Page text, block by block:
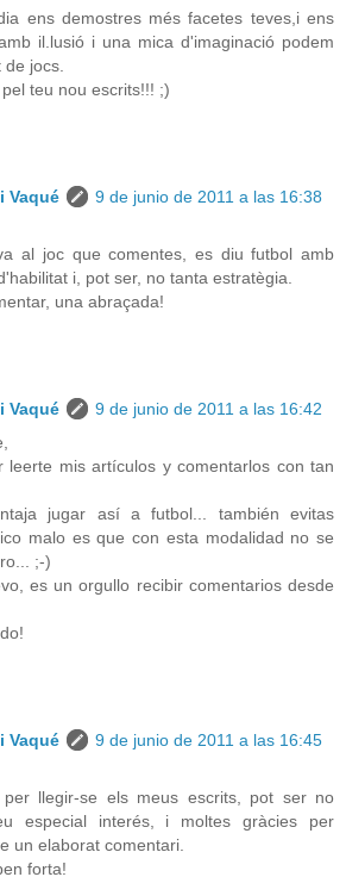
ens demostres més facetes teves,i ens
il.lusió i una mica d'imaginació podem
jocs.
teu nou escrits!!! ;)
Vaqué
9 de junio de 2011 a las 16:38
al joc que comentes, es diu futbol amb
i, pot ser, no tanta estratègia.
una abraçada!
Vaqué
9 de junio de 2011 a las 16:42
leerte mis artículos y comentarlos con tan
jugar así a futbol... también evitas
malo es que con esta modalidad no se
;-)
es un orgullo recibir comentarios desde
Vaqué
9 de junio de 2011 a las 16:45
per llegir-se els meus escrits, pot ser no
especial interés, i moltes gràcies per
un elaborat comentari.
forta!